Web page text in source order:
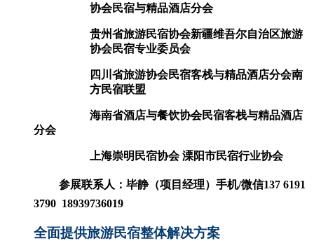
协会民宿与精品酒店分会
贵州省旅游民宿协会新疆维吾尔自治区旅游
协会民宿专业委员会
四川省旅游协会民宿客栈与精品酒店分会南
方民宿联盟
海南省酒店与餐饮协会民宿客栈与精品酒店
分会
上海崇明民宿协会 溧阳市民宿行业协会
参展联系人：毕静（项目经理）手机/微信137 6191
3790 18939736019
全面提供旅游民宿整体解决方案